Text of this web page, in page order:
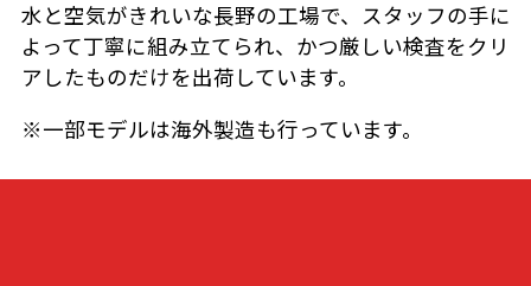
水と空気がきれいな長野の工場で、スタッフの手に
よって丁寧に組み立てられ、かつ厳しい検査をクリ
アしたものだけを出荷しています。
※一部モデルは海外製造も行っています。